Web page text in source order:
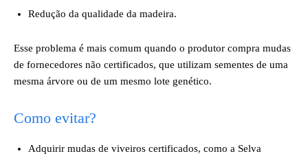
Redução da qualidade da madeira.
Esse problema é mais comum quando o produtor compra mudas
de fornecedores não certificados, que utilizam sementes de uma
mesma árvore ou de um mesmo lote genético.
Como evitar?
Adquirir mudas de viveiros certificados, como a Selva